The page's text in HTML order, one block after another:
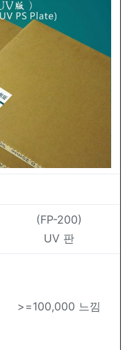
(FP-200)
UV 판
>=100,000 느낌